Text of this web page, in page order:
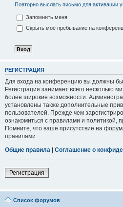
Повторно выслать письмо для активации
Запомнить меня
Скрыть моё пребывание на
РЕГИСТРАЦИЯ
Для входа на конференцию вы должны
Регистрация занимает всего несколько
более широкие возможности.
установлены также дополнительные
пользователей. Прежде чем
ознакомиться с правилами и политикой,
Помните, что ваше присутствие на
правилами.
Общие правила | Соглашение о
Регистрация
Список форумов